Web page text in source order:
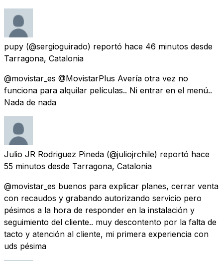
pupy (@sergioguirado) reportó hace 46 minutos desde
Tarragona, Catalonia
@movistar_es @MovistarPlus Avería otra vez no
funciona para alquilar películas.. Ni entrar en el menú..
Nada de nada
Julio JR Rodriguez Pineda (@juliojrchile) reportó hace
55 minutos desde Tarragona, Catalonia
@movistar_es buenos para explicar planes, cerrar venta
con recaudos y grabando autorizando servicio pero
pésimos a la hora de responder en la instalación y
seguimiento del cliente.. muy descontento por la falta de
tacto y atención al cliente, mi primera experiencia con
uds pésima